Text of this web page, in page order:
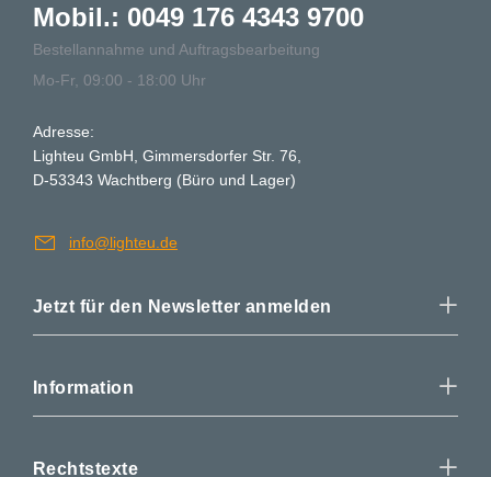
Mobil.: 0049 176 4343 9700
Bestellannahme und Auftragsbearbeitung
Mo-Fr, 09:00 - 18:00 Uhr
Adresse:
Lighteu GmbH, Gimmersdorfer Str. 76,
D-53343 Wachtberg (Büro und Lager)
info@lighteu.de
Jetzt für den Newsletter anmelden
Information
Rechtstexte